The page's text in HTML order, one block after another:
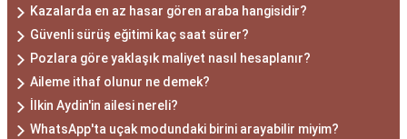
Kazalarda en az hasar gören araba hangisidir?
Güvenli sürüş eğitimi kaç saat sürer?
Pozlara göre yaklaşık maliyet nasıl hesaplanır?
Aileme ithaf olunur ne demek?
İlkin Aydin'in ailesi nereli?
WhatsApp'ta uçak modundaki birini arayabilir miyim?